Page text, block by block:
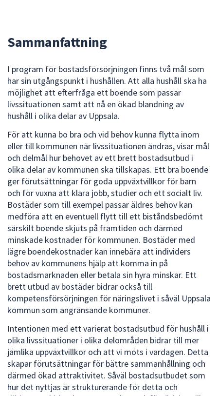
Sammanfattning
I program för bostadsförsörjningen finns två mål som
har sin utgångspunkt i hushållen. Att alla hushåll ska ha
möjlighet att efterfråga ett boende som passar
livssituationen samt att nå en ökad blandning av
hushåll i olika delar av Uppsala.
För att kunna bo bra och vid behov kunna flytta inom
eller till kommunen när livssituationen ändras, visar mål
och delmål hur behovet av ett brett bostadsutbud i
olika delar av kommunen ska tillskapas. Ett bra boende
ger förutsättningar för goda uppväxtvillkor för barn
och för vuxna att klara jobb, studier och ett socialt liv.
Bostäder som till exempel passar äldres behov kan
medföra att en eventuell flytt till ett biståndsbedömt
särskilt boende skjuts på framtiden och därmed
minskade kostnader för kommunen. Bostäder med
lägre boendekostnader kan innebära att individers
behov av kommunens hjälp att komma in på
bostadsmarknaden eller betala sin hyra minskar. Ett
brett utbud av bostäder bidrar också till
kompetensförsörjningen för näringslivet i såväl Uppsala
kommun som angränsande kommuner.
Intentionen med ett varierat bostadsutbud för hushåll i
olika livssituationer i olika delområden bidrar till mer
jämlika uppväxtvillkor och att vi möts i vardagen. Detta
skapar förutsättningar för bättre sammanhållning och
därmed ökad attraktivitet. Såväl bostadsutbudet som
hur det nyttjas är strukturerande för detta och